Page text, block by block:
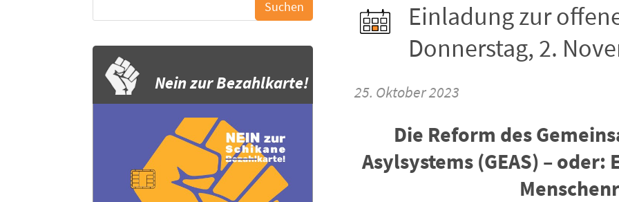
Einladung zur
Donnerstag, 2.
25. Oktober 2023
Die Reform des
Asylsystems (GEAS) –
Nein zur Bezahlkarte!